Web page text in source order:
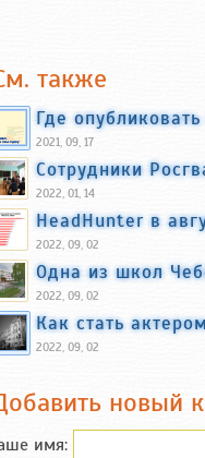
также
Где
2021, 09, 17
Сотрудники
2022, 01, 14
HeadHunter в
2022, 09, 02
Одна из школ
2022, 09, 02
Как стать
2022, 09, 02
новый
имя: